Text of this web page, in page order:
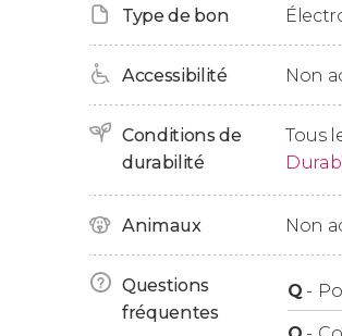
Prise en charge
Veuillez noter que cette
autour du centre de
Type de bon
Accessibilité Non
Conditions de
durabilité
Tous
Animaux Non
Questions
fréquentes
Q -